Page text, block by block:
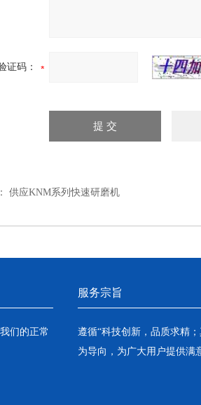
证码：
供应KNM系列快速研磨机
们的正常
服务宗旨
遵循“科技创新，品质求精
为导向，为广大用户提供满